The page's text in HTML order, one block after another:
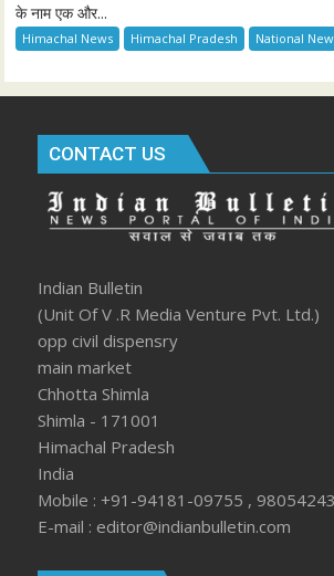
के नाम एक और...
Himachal News Himachal Pradesh National
CONTACT US
Indian Bulletin
(Unit Of V .R Media Venture Pvt. Ltd.)
opp civil dispensry
main market
Chhotta Shimla
Shimla - 171001
Himachal Pradesh
India
Mobile : +91-94181-09755 ,
E-mail : editor@indianbulletin.com